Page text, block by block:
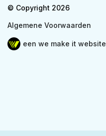
© Copyright 2026
Algemene Voorwaarden
een we make it website